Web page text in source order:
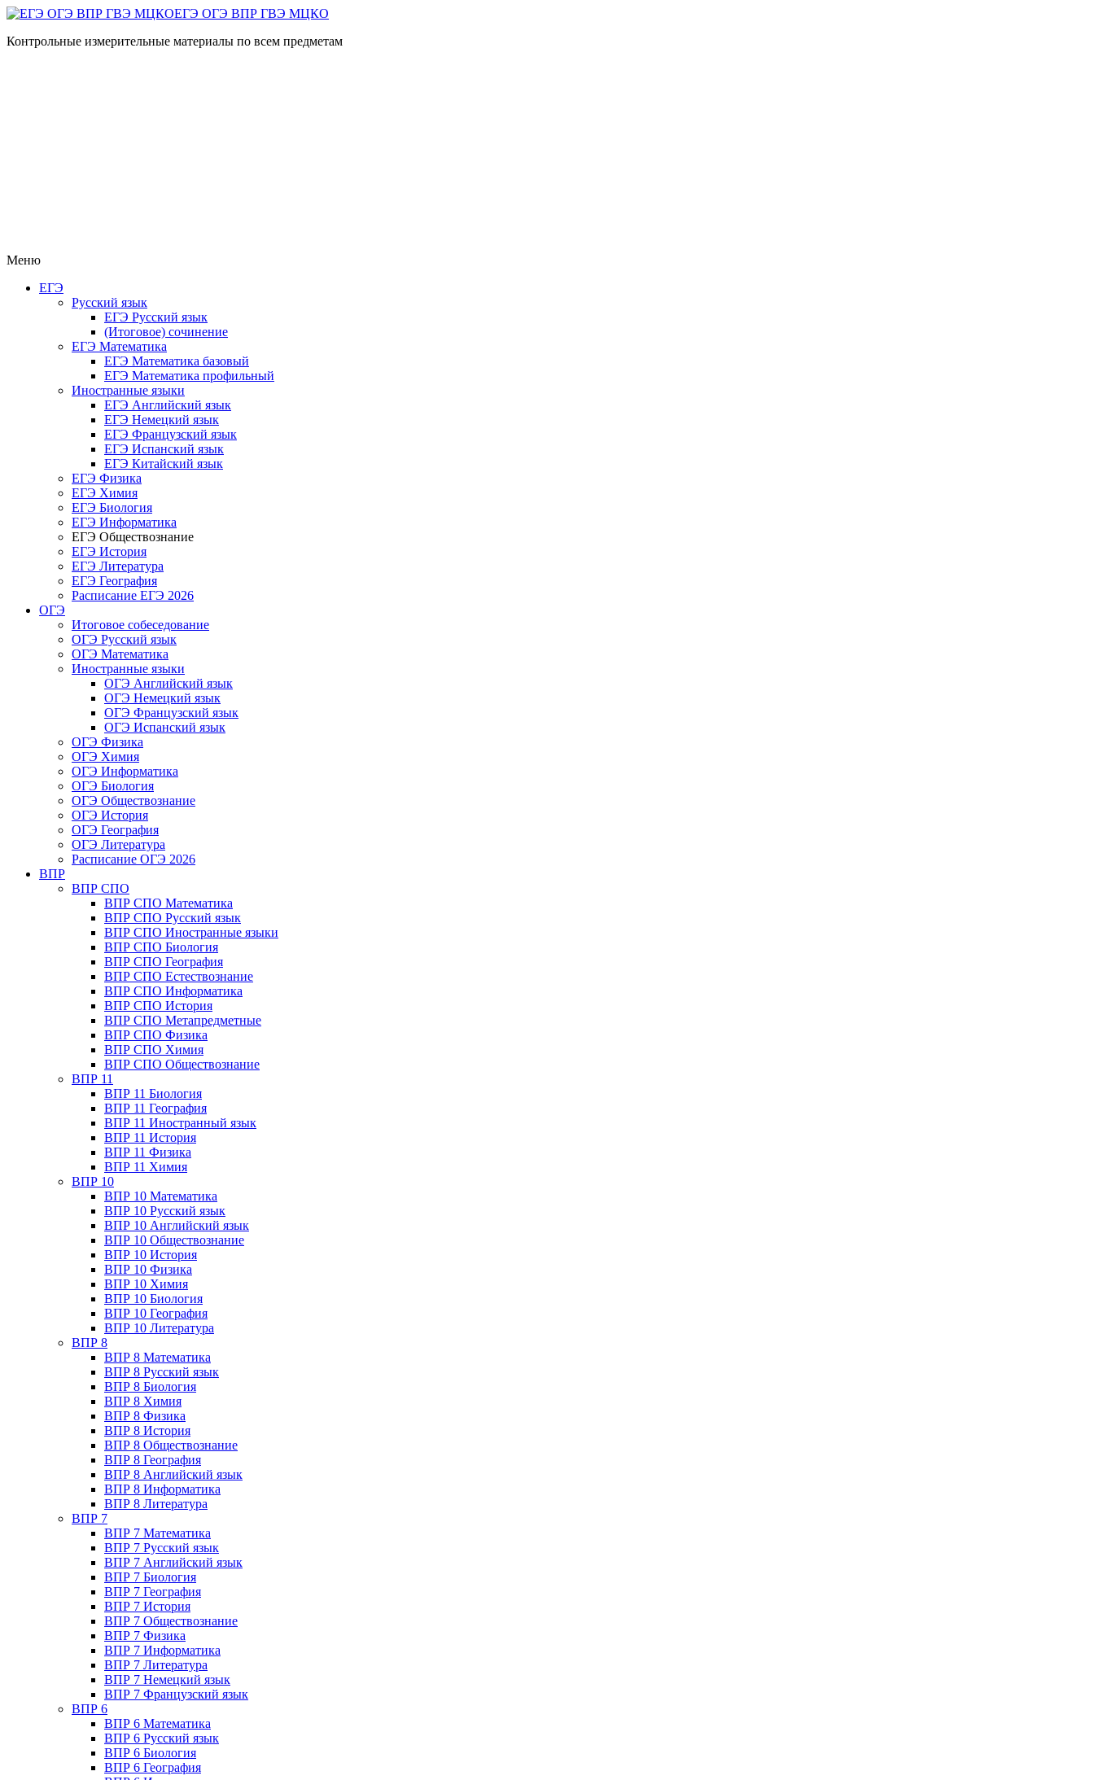
ЕГЭ ОГЭ ВПР ГВЭ МЦКО
Контрольные измерительные материалы по всем предметам
Меню
ЕГЭ
Русский язык
ЕГЭ Русский язык
(Итоговое) сочинение
ЕГЭ Математика
ЕГЭ Математика базовый
ЕГЭ Математика профильный
Иностранные языки
ЕГЭ Английский язык
ЕГЭ Немецкий язык
ЕГЭ Французский язык
ЕГЭ Испанский язык
ЕГЭ Китайский язык
ЕГЭ Физика
ЕГЭ Химия
ЕГЭ Биология
ЕГЭ Информатика
ЕГЭ Обществознание
ЕГЭ История
ЕГЭ Литература
ЕГЭ География
Расписание ЕГЭ 2026
ОГЭ
Итоговое собеседование
ОГЭ Русский язык
ОГЭ Математика
Иностранные языки
ОГЭ Английский язык
ОГЭ Немецкий язык
ОГЭ Французский язык
ОГЭ Испанский язык
ОГЭ Физика
ОГЭ Химия
ОГЭ Информатика
ОГЭ Биология
ОГЭ Обществознание
ОГЭ История
ОГЭ География
ОГЭ Литература
Расписание ОГЭ 2026
ВПР
ВПР СПО
ВПР СПО Математика
ВПР СПО Русский язык
ВПР СПО Иностранные языки
ВПР СПО Биология
ВПР СПО География
ВПР СПО Естествознание
ВПР СПО Информатика
ВПР СПО История
ВПР СПО Метапредметные
ВПР СПО Физика
ВПР СПО Химия
ВПР СПО Обществознание
ВПР 11
ВПР 11 Биология
ВПР 11 География
ВПР 11 Иностранный язык
ВПР 11 История
ВПР 11 Физика
ВПР 11 Химия
ВПР 10
ВПР 10 Математика
ВПР 10 Русский язык
ВПР 10 Английский язык
ВПР 10 Обществознание
ВПР 10 История
ВПР 10 Физика
ВПР 10 Химия
ВПР 10 Биология
ВПР 10 География
ВПР 10 Литература
ВПР 8
ВПР 8 Математика
ВПР 8 Русский язык
ВПР 8 Биология
ВПР 8 Химия
ВПР 8 Физика
ВПР 8 История
ВПР 8 Обществознание
ВПР 8 География
ВПР 8 Английский язык
ВПР 8 Информатика
ВПР 8 Литература
ВПР 7
ВПР 7 Математика
ВПР 7 Русский язык
ВПР 7 Английский язык
ВПР 7 Биология
ВПР 7 География
ВПР 7 История
ВПР 7 Обществознание
ВПР 7 Физика
ВПР 7 Информатика
ВПР 7 Литература
ВПР 7 Немецкий язык
ВПР 7 Французский язык
ВПР 6
ВПР 6 Математика
ВПР 6 Русский язык
ВПР 6 Биология
ВПР 6 География